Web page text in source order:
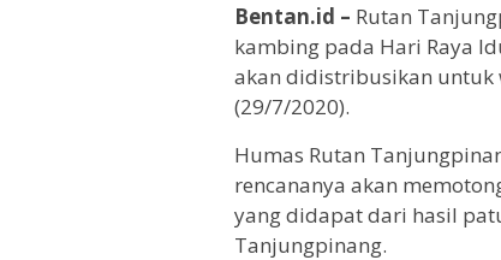
Bentan.id – Rutan
kambing pada Hari Raya
akan didistribusikan untuk
(29/7/2020).
Humas Rutan
rencananya akan
yang didapat dari hasil
Tanjungpinang.